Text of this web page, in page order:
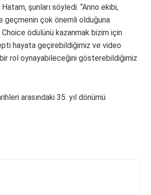
şunları söyledi: “Anno ekibi,
geçmenin çok önemli olduğuna
Choice ödülünü kazanmak bizim için
hayata geçirebildiğimiz ve video
bir rol oynayabileceğini gösterebildiğimiz
arasındaki 35. yıl dönümü